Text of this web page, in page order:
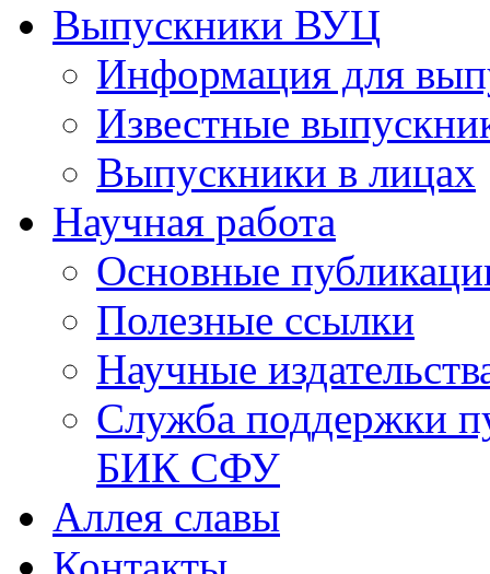
Выпускники ВУЦ
Информация для
Известные
Выпускники в лицах
Научная работа
Основные
Полезные ссылки
Научные
Служба поддержки
БИК СФУ
Аллея славы